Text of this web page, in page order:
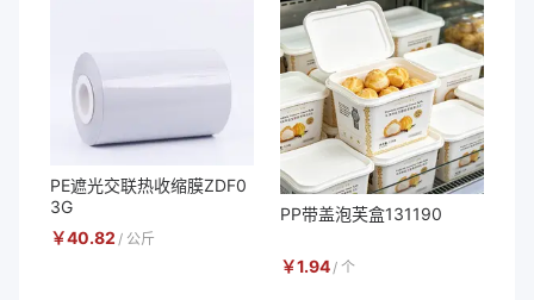
PE遮光交联热收缩膜ZDF0
3G
￥40.82 / 公斤
PP带盖泡芙盒131190
￥1.94 / 个